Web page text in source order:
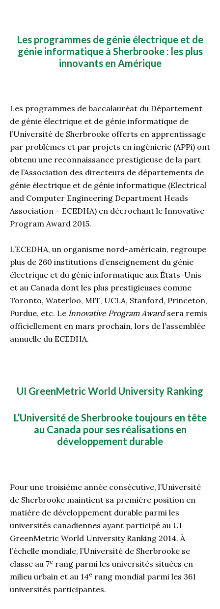
Les programmes de génie électrique et de
génie informatique à Sherbrooke : les plus
innovants en Amérique
Les programmes de baccalauréat du Département
de génie électrique et de génie informatique de
l’Université de Sherbrooke offerts en apprentissage
par problèmes et par projets en ingénierie (APPi) ont
obtenu une reconnaissance prestigieuse de la part
de l’Association des directeurs de départements de
génie électrique et de génie informatique (Electrical
and Computer Engineering Department Heads
Association – ECEDHA) en décrochant le Innovative
Program Award 2015.
L’ECEDHA, un organisme nord-américain, regroupe
plus de 260 institutions d’enseignement du génie
électrique et du génie informatique aux États-Unis
et au Canada dont les plus prestigieuses comme
Toronto, Waterloo, MIT, UCLA, Stanford, Princeton,
Purdue, etc. Le Innovative Program Awardsera remis
officiellement en mars prochain, lors de l’assemblée
annuelle du ECEDHA.
UI GreenMetric World University Ranking
L’Université de Sherbrooke toujours en tête
au Canada pour ses réalisations en
développement durable
Pour une troisième année consécutive, l’Université
de Sherbrooke maintient sa première position en
matière de développement durable parmi les
universités canadiennes ayant participé au UI
GreenMetric World University Ranking 2014. À
l’échelle mondiale, l’Université de Sherbrooke se
classe au 7e rang parmi les universités situées en
milieu urbain et au 14e rang mondial parmi les 361
universités participantes.